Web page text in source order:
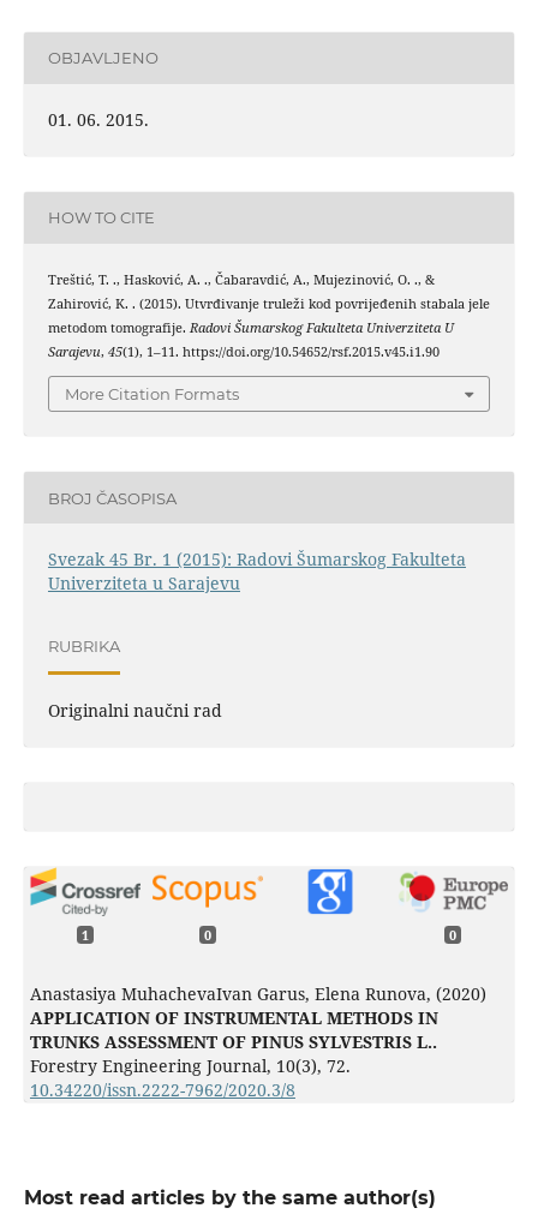
OBJAVLJENO
01. 06. 2015.
HOW TO CITE
Treštić, T. ., Hasković, A. ., Čabaravdić, A., Mujezinović, O. ., &
Zahirović, K. . (2015). Utvrđivanje truleži kod povrijeđenih stabala jele
metodom tomografije. Radovi Šumarskog Fakulteta Univerziteta U
Sarajevu, 45(1), 1–11. https://doi.org/10.54652/rsf.2015.v45.i1.90
More Citation Formats
BROJ ČASOPISA
Svezak 45 Br. 1 (2015): Radovi Šumarskog Fakulteta
Univerziteta u Sarajevu
RUBRIKA
Originalni naučni rad
1 0 0
Anastasiya MuhachevaIvan Garus, Elena Runova, (2020)
APPLICATION OF INSTRUMENTAL METHODS IN
TRUNKS ASSESSMENT OF PINUS SYLVESTRIS L..
Forestry Engineering Journal, 10(3), 72.
10.34220/issn.2222-7962/2020.3/8
Most read articles by the same author(s)